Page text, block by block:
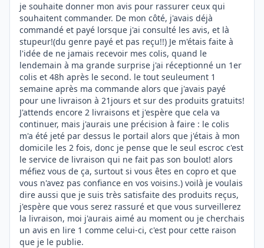
je souhaite donner mon avis pour rassurer ceux qui
souhaitent commander. De mon côté, j'avais déjà
commandé et payé lorsque j'ai consulté les avis, et là
stupeur!(du genre payé et pas reçu!!) Je m'étais faite à
l'idée de ne jamais recevoir mes colis, quand le
lendemain à ma grande surprise j'ai réceptionné un 1er
colis et 48h après le second. le tout seuleument 1
semaine après ma commande alors que j'avais payé
pour une livraison à 21jours et sur des produits gratuits!
J'attends encore 2 livraisons et j'espère que cela va
continuer, mais j'aurais une précision à faire : le colis
m'a été jeté par dessus le portail alors que j'étais à mon
domicile les 2 fois, donc je pense que le seul escroc c'est
le service de livraison qui ne fait pas son boulot! alors
méfiez vous de ça, surtout si vous êtes en copro et que
vous n'avez pas confiance en vos voisins.) voilà je voulais
dire aussi que je suis très satisfaite des produits reçus,
j'espère que vous serez rassuré et que vous surveillerez
la livraison, moi j'aurais aimé au moment ou je cherchais
un avis en lire 1 comme celui-ci, c'est pour cette raison
que je le publie.